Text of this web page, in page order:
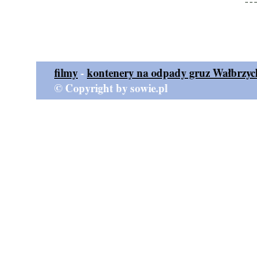
filmy-kontenery na odpady gruz
© Copyright by sowie.pl